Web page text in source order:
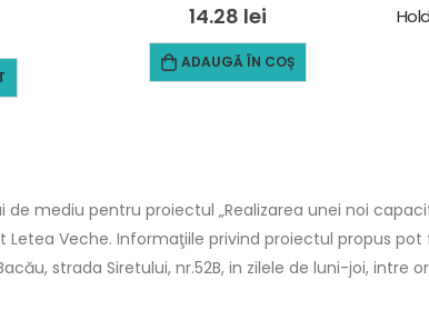
0 out of 5
14.28 lei
ADAUGĂ ÎN COȘ
de mediu pentru proiectul „Realizarea unei noi
Letea Veche. Informaţiile privind proiectul propus
strada Siretului, nr.52B, in zilele de luni-joi, intre